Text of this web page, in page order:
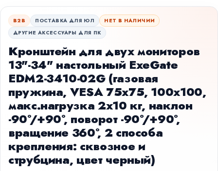
B2B ПОСТАВКА ДЛЯ ЮЛ
НЕТ В НАЛИЧИИ
ДРУГИЕ АКСЕССУАРЫ ДЛЯ ПК
Кронштейн для двух мониторов
13"-34" настольный ExeGate
EDM2-3410-02G (газовая
пружина, VESA 75x75, 100x100,
макс.нагрузка 2х10 кг, наклон
-90°/+90°, поворот -90°/+90°,
вращение 360°, 2 способа
крепления: сквозное и
струбцина, цвет черный)